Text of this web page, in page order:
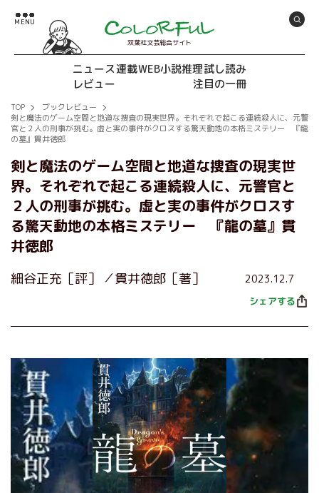
双葉社文芸総合サイト
ニュース連載WEB小説推理試し読み
レビュー
注目の一冊
TOP
ブックレビュー
剣と魔法のゲーム空間と地道な捜査の現実世界。それぞれで起こる連続殺人に、元警
官と２人の刑事が挑む。虚と実の事件がクロスする驚天動地の本格ミステリー 『龍
の墓』貫井徳郎
剣と魔法のゲーム空間と地道な捜査の現実世
界。それぞれで起こる連続殺人に、元警官と
２人の刑事が挑む。虚と実の事件がクロスす
る驚天動地の本格ミステリー 『龍の墓』貫
井徳郎
細谷正充［評］ 貫井徳郎［著］ 2023.12.7
シェアする